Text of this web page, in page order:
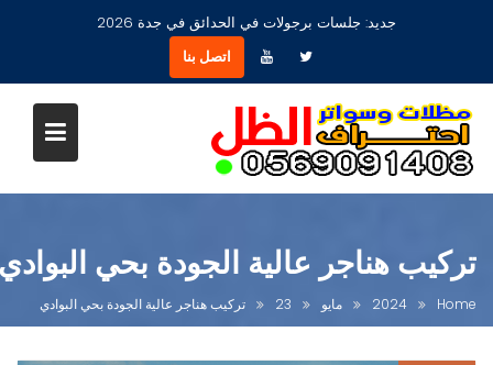
مظلات جلسات حدائق أشكال مودرن عصرية جديدة بجدة
اتصل بنا
تركيب هناجر عالية الجودة بحي
Home
2024 مايو 23 تركيب هناجر عالية الجودة بحي البوادي